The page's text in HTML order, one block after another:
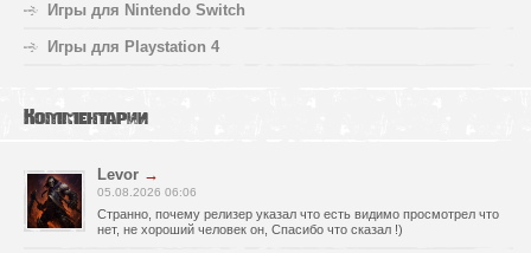
Игры для Nintendo Switch
Игры для Playstation 4
Комментарии
Levor →
05.08.2026 06:06
Странно, почему релизер указал что есть видимо просмотрел что
нет, не хороший человек он, Спасибо что сказал !)